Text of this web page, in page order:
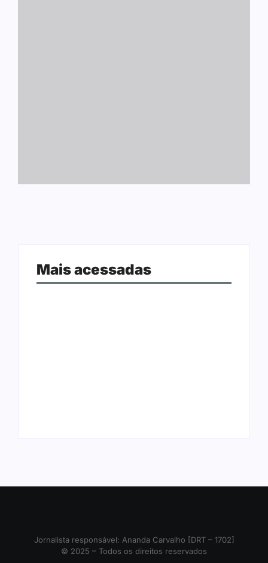
Mais acessadas
Jornalista responsável: Ananda Carvalho [DRT – 1702]
© 2025 – Todos os direitos reservados